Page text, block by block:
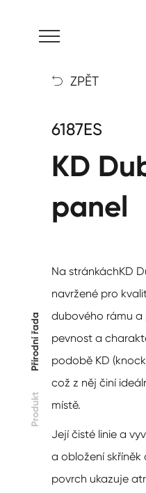
Produkt
Přírodní řada
 ZPĚT
6187ES
KD
panel
Na stránkáchKD
navržené pro
dubového rámu a
pevnost a
podobě KD
což z něj činí
místě.
Její čisté linie a
a obložení
povrch ukazuje